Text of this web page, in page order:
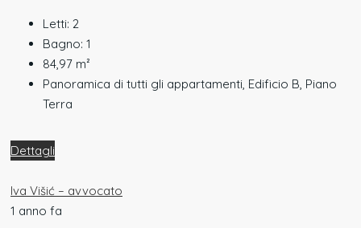
Letti: 2
Bagno: 1
84,97 m²
Panoramica di tutti gli appartamenti, Edificio B, Piano
Terra
Dettagli
Iva Višić – avvocato
1 anno fa